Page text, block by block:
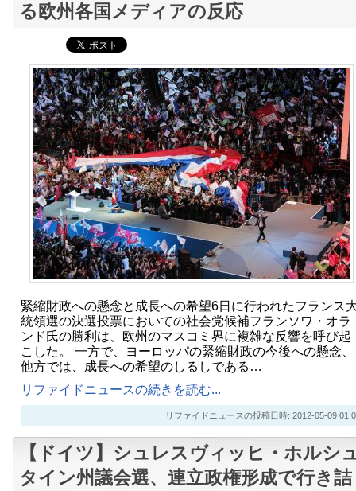
る欧州各国メディアの反応
緊縮財政への懸念と成長への希望6日に行われたフランス
統領選の決選投票においての社会党候補フランソワ・オラ
ンド氏の勝利は、欧州のマスコミ界に複雑な反響を呼び起
こした。 一方で、ヨーロッパの緊縮財政の今後への懸念、
他方では、成長への希望のしるしである…
リファイドニュースの続きを読む...
リファイドニュースの投稿日時: 2012-05-09
【ドイツ】シュレスヴィッヒ・ホルシ
タイン州議会選、連立政権形成で行き詰